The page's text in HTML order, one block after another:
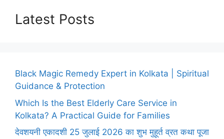
Latest Posts
Black Magic Remedy Expert in Kolkata | Spiritual
Guidance & Protection
Which Is the Best Elderly Care Service in
Kolkata? A Practical Guide for Families
देवशयनी एकादशी 25 जुलाई 2026 का शुभ मुहूर्त व्रत कथा पूजा